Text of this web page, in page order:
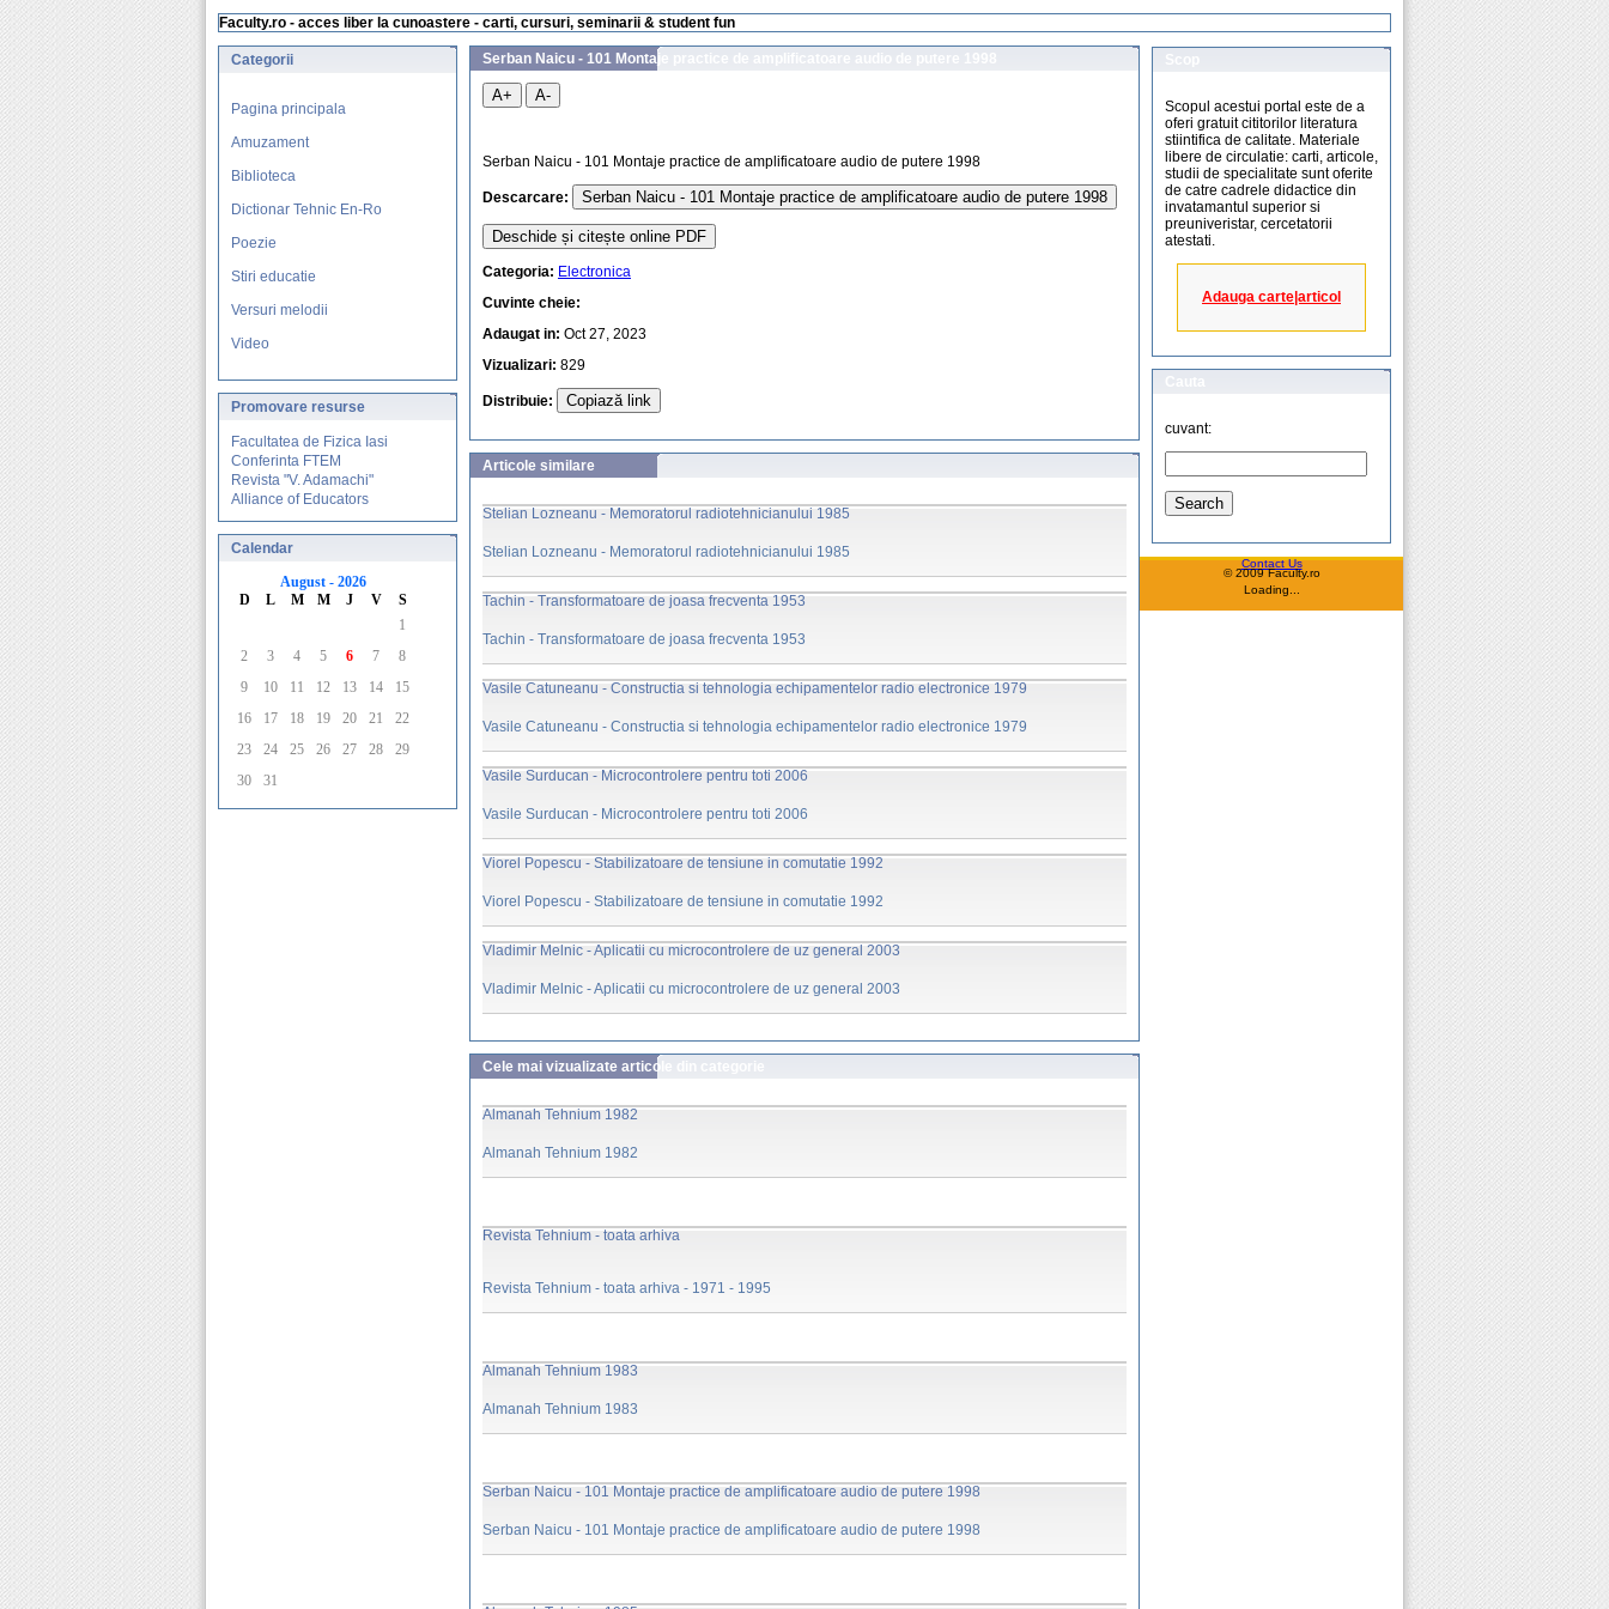
Faculty.ro - acces liber la cunoastere - carti, cursuri, seminarii & student fun
Categorii
Pagina principala
Amuzament
Biblioteca
Dictionar Tehnic En-Ro
Poezie
Stiri educatie
Versuri melodii
Video
Promovare resurse
Facultatea de Fizica Iasi
Conferinta FTEM
Revista "V. Adamachi"
Alliance of Educators
Calendar
August - 2026
D
L M M J V
S
1
2
3 4 5 6 7
8
9
10 11 12 13 14
15
16
17 18 19 20 21
22
23
24 25 26 27 28
29
30
31
Serban Naicu - 101 Montaje practice de amplificatoare audio de putere 1998
A+ A-
Serban Naicu - 101 Montaje practice de amplificatoare audio de putere 1998
Descarcare: Serban Naicu - 101 Montaje practice de amplificatoare audio de putere 1998
Deschide și citește online PDF
Categoria: Electronica
Cuvinte cheie:
Adaugat in: Oct 27, 2023
Vizualizari: 829
Distribuie: Copiază link
Articole similare
Stelian Lozneanu - Memoratorul radiotehnicianului 1985
Stelian Lozneanu - Memoratorul radiotehnicianului 1985
Tachin - Transformatoare de joasa frecventa 1953
Tachin - Transformatoare de joasa frecventa 1953
Vasile Catuneanu - Constructia si tehnologia echipamentelor radio electronice 1979
Vasile Catuneanu - Constructia si tehnologia echipamentelor radio electronice 1979
Vasile Surducan - Microcontrolere pentru toti 2006
Vasile Surducan - Microcontrolere pentru toti 2006
Viorel Popescu - Stabilizatoare de tensiune in comutatie 1992
Viorel Popescu - Stabilizatoare de tensiune in comutatie 1992
Vladimir Melnic - Aplicatii cu microcontrolere de uz general 2003
Vladimir Melnic - Aplicatii cu microcontrolere de uz general 2003
Cele mai vizualizate articole din categorie
Almanah Tehnium 1982
Almanah Tehnium 1982
Revista Tehnium - toata arhiva
Revista Tehnium - toata arhiva - 1971 - 1995
Almanah Tehnium 1983
Almanah Tehnium 1983
Serban Naicu - 101 Montaje practice de amplificatoare audio de putere 1998
Serban Naicu - 101 Montaje practice de amplificatoare audio de putere 1998
Scop
Scopul acestui portal este de a
oferi gratuit cititorilor literatura
stiintifica de calitate. Materiale
libere de circulatie: carti, articole,
studii de specialitate sunt oferite
de catre cadrele didactice din
invatamantul superior si
preuniveristar, cercetatorii
atestati.
Adauga carte|articol
Cauta
cuvant:
Contact Us
© 2009 Faculty.ro
Loading...